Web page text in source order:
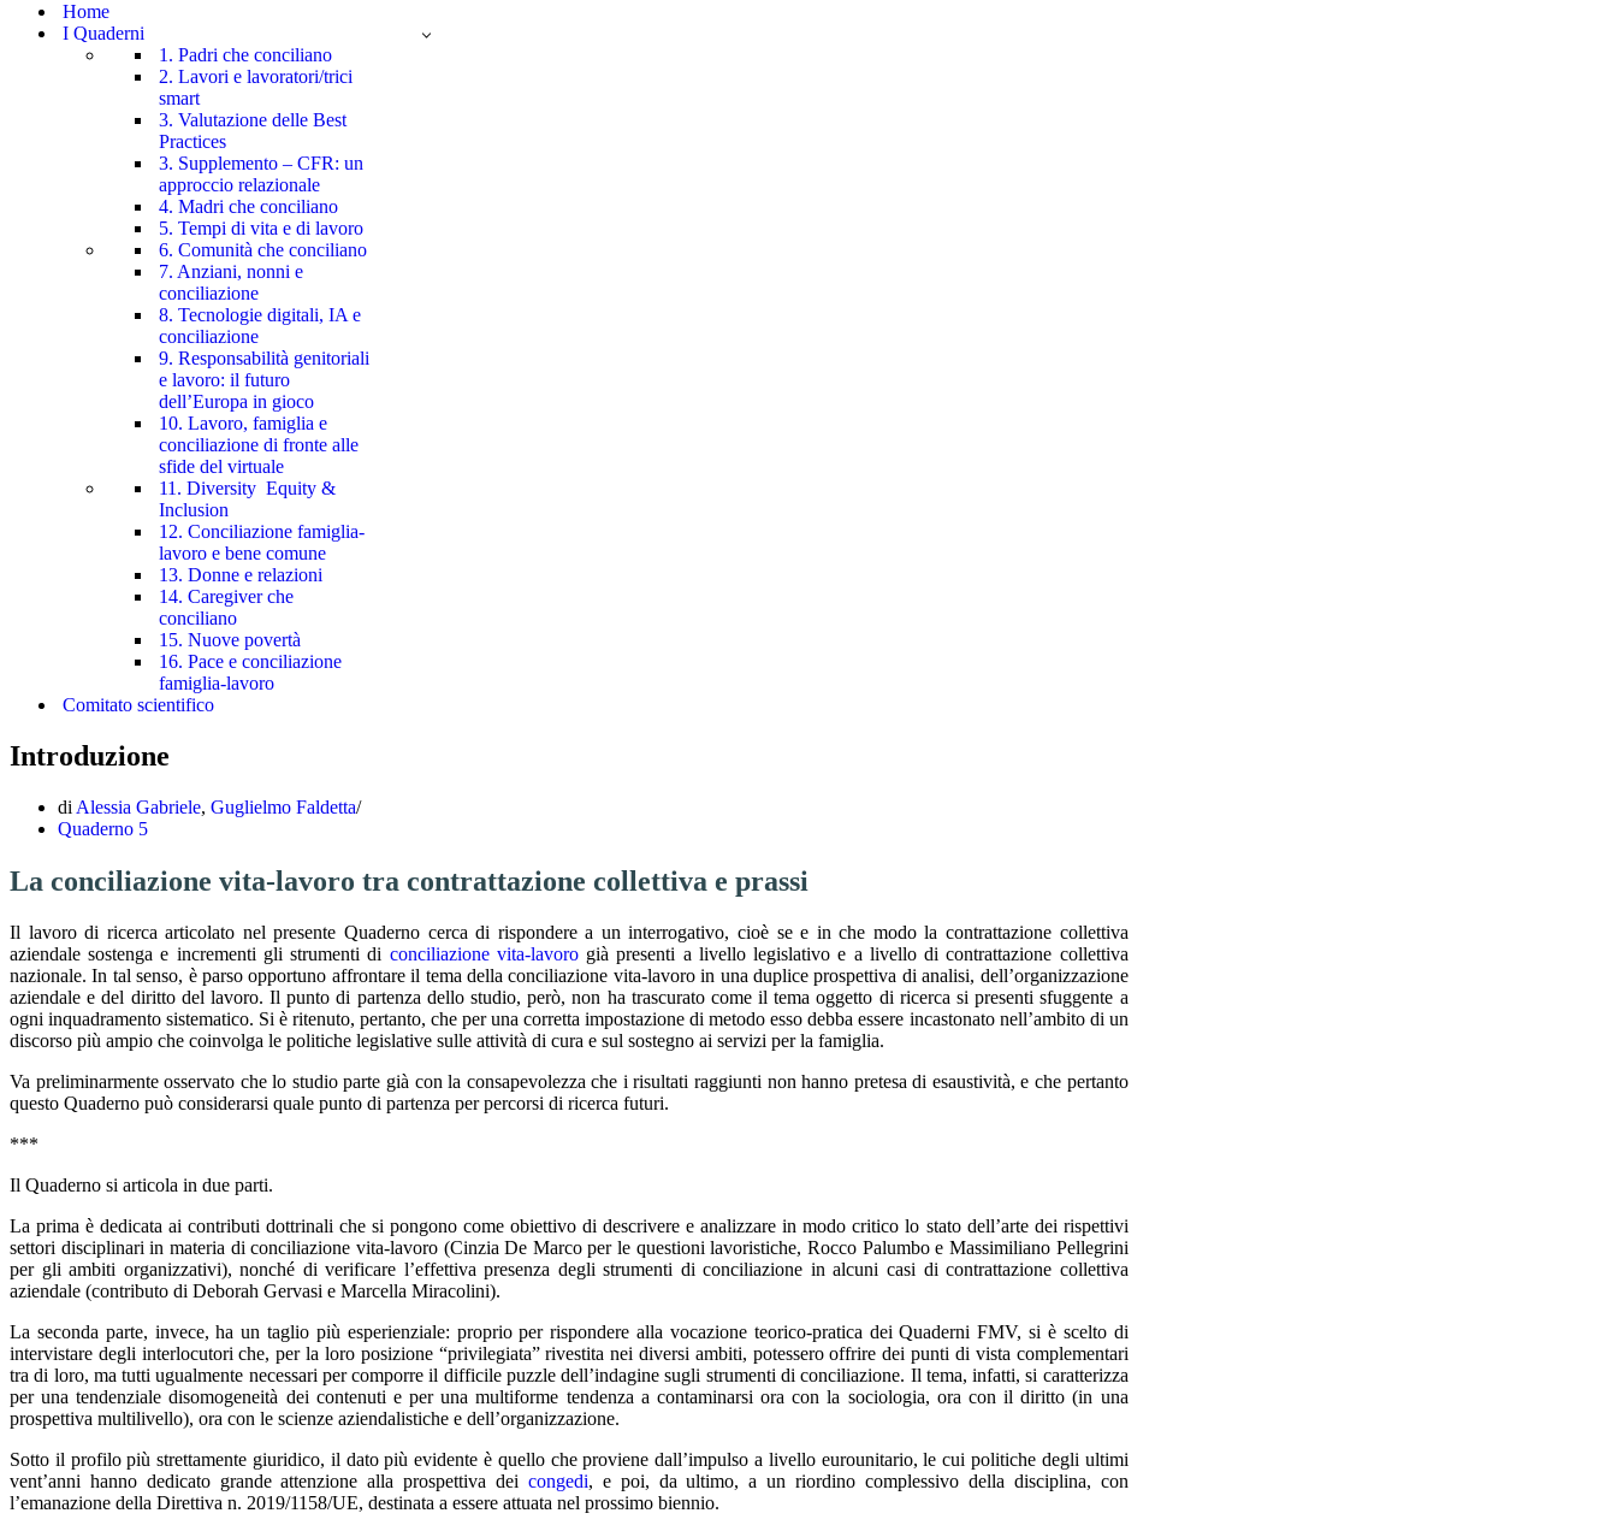
navigazione
Home
I Quaderni
1. Padri che conciliano
2. Lavori e lavoratori/trici
smart
3. Valutazione delle Best
Practices
3. Supplemento – CFR: un
approccio relazionale
4. Madri che conciliano
5. Tempi di vita e di lavoro
6. Comunità che conciliano
7. Anziani, nonni e
conciliazione
8. Tecnologie digitali, IA e
conciliazione
9. Responsabilità genitoriali
e lavoro: il futuro
dell’Europa in gioco
10. Lavoro, famiglia e
conciliazione di fronte alle
sfide del virtuale
11. Diversity Equity &
Inclusion
12. Conciliazione famiglia-
lavoro e bene comune
13. Donne e relazioni
14. Caregiver che
conciliano
15. Nuove povertà
16. Pace e conciliazione
famiglia-lavoro
Comitato scientifico
Introduzione
di Alessia Gabriele, Guglielmo Faldetta
Quaderno 5
La conciliazione vita-lavoro tra contrattazione collettiva e prassi
Il lavoro di ricerca articolato nel presente Quaderno cerca di rispondere a un interrogativo, cioè se e in che modo la contrattazione collettiva
aziendale sostenga e incrementi gli strumenti di conciliazione vita-lavorogià presenti a livello legislativo e a livello di contrattazione collettiva
nazionale. In tal senso, è parso opportuno affrontare il tema della conciliazione vita-lavoro in una duplice prospettiva di analisi, dell’organizzazione
aziendale e del diritto del lavoro. Il punto di partenza dello studio, però, non ha trascurato come il tema oggetto di ricerca si presenti sfuggente a
ogni inquadramento sistematico. Si è ritenuto, pertanto, che per una corretta impostazione di metodo esso debba essere incastonato nell’ambito di un
discorso più ampio che coinvolga le politiche legislative sulle attività di cura e sul sostegno ai servizi per la famiglia.
Va preliminarmente osservato che lo studio parte già con la consapevolezza che i risultati raggiunti non hanno pretesa di esaustività, e che pertanto
questo Quaderno può considerarsi quale punto di partenza per percorsi di ricerca futuri.
***
Il Quaderno si articola in due parti.
La prima è dedicata ai contributi dottrinali che si pongono come obiettivo di descrivere e analizzare in modo critico lo stato dell’arte dei rispettivi
settori disciplinari in materia di conciliazione vita-lavoro (Cinzia De Marco per le questioni lavoristiche, Rocco Palumbo e Massimiliano Pellegrini
per gli ambiti organizzativi), nonché di verificare l’effettiva presenza degli strumenti di conciliazione in alcuni casi di contrattazione collettiva
aziendale (contributo di Deborah Gervasi e Marcella Miracolini).
La seconda parte, invece, ha un taglio più esperienziale: proprio per rispondere alla vocazione teorico-pratica dei Quaderni FMV, si è scelto di
intervistare degli interlocutori che, per la loro posizione “privilegiata” rivestita nei diversi ambiti, potessero offrire dei punti di vista complementari
tra di loro, ma tutti ugualmente necessari per comporre il difficile puzzle dell’indagine sugli strumenti di conciliazione. Il tema, infatti, si caratterizza
per una tendenziale disomogeneità dei contenuti e per una multiforme tendenza a contaminarsi ora con la sociologia, ora con il diritto (in una
prospettiva multilivello), ora con le scienze aziendalistiche e dell’organizzazione.
Sotto il profilo più strettamente giuridico, il dato più evidente è quello che proviene dall’impulso a livello eurounitario, le cui politiche degli ultimi
vent’anni hanno dedicato grande attenzione alla prospettiva dei congedi, e poi, da ultimo, a un riordino complessivo della disciplina, con
l’emanazione della Direttiva n. 2019/1158/UE, destinata a essere attuata nel prossimo biennio.